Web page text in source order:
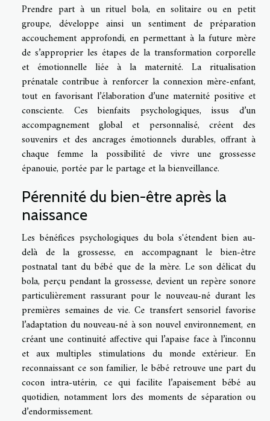
Prendre part à un rituel bola, en solitaire ou en petit
groupe, développe ainsi un sentiment de préparation
accouchement approfondi, en permettant à la future mère
de s’approprier les étapes de la transformation corporelle
et émotionnelle liée à la maternité. La ritualisation
prénatale contribue à renforcer la connexion mère-enfant,
tout en favorisant l’élaboration d’une maternité positive et
consciente. Ces bienfaits psychologiques, issus d’un
accompagnement global et personnalisé, créent des
souvenirs et des ancrages émotionnels durables, offrant à
chaque femme la possibilité de vivre une grossesse
épanouie, portée par le partage et la bienveillance.
Pérennité du bien-être après la
naissance
Les bénéfices psychologiques du bola s'étendent bien au-
delà de la grossesse, en accompagnant le bien-être
postnatal tant du bébé que de la mère. Le son délicat du
bola, perçu pendant la grossesse, devient un repère sonore
particulièrement rassurant pour le nouveau-né durant les
premières semaines de vie. Ce transfert sensoriel favorise
l’adaptation du nouveau-né à son nouvel environnement, en
créant une continuité affective qui l’apaise face à l’inconnu
et aux multiples stimulations du monde extérieur. En
reconnaissant ce son familier, le bébé retrouve une part du
cocon intra-utérin, ce qui facilite l’apaisement bébé au
quotidien, notamment lors des moments de séparation ou
d’endormissement.